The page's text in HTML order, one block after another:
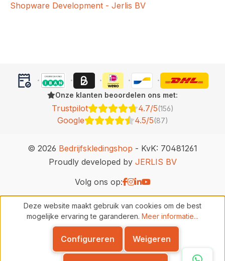
Shopware Development - Jerlis BV
Onze klanten beoordelen ons met:
Trustpilot 4.7/5(156)
Google 4.5/5(87)
© 2026 Bedrijfskledingshop - KvK: 70481261
Proudly developed by JERLIS BV
Volg ons op:
Deze website maakt gebruik van cookies om de best
mogelijke ervaring te garanderen. Meer informatie...
Weigeren
Configureren